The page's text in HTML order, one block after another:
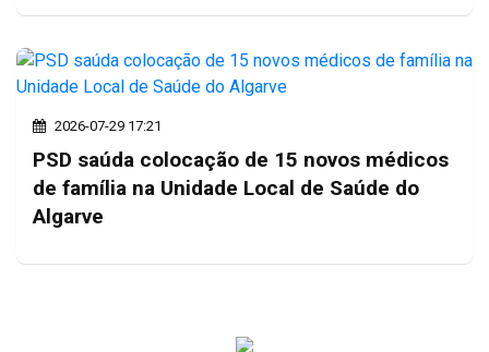
2026-07-29 17:21
PSD saúda colocação de 15 novos médicos
de família na Unidade Local de Saúde do
Algarve